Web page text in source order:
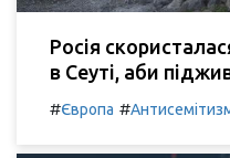
Росія
в Сеуті, аби
#Європа #